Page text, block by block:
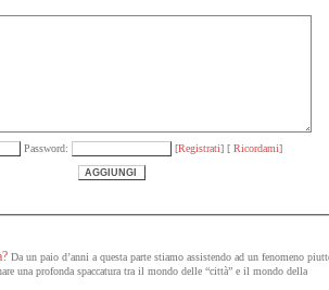
Password: [Registrati] [ Ricordami]
Da un paio d’anni a questa parte stiamo assistendo ad un fenomeno piuttosto
tra il mondo delle “città” e il mondo della